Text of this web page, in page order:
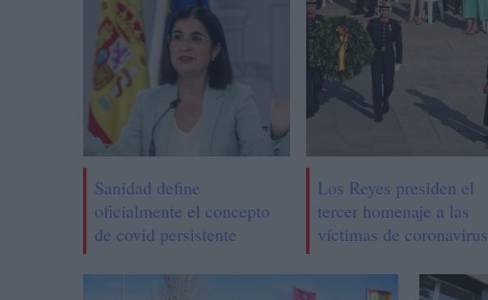
Sanidad define
oficialmente el concepto
de covid persistente
Los Reyes presiden el
tercer homenaje a las
víctimas de coronavirus